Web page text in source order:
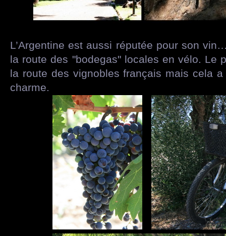
L’Argentine est aussi réputée pour son
la route des "bodegas" locales en vélo. Le
la route des vignobles français mais cela
charme.